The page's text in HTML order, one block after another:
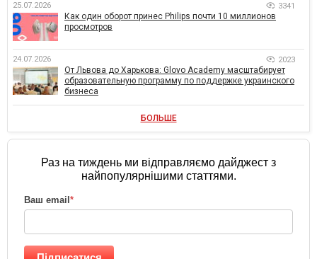
25.07.2026 3341
Как один оборот принес Philips почти 10 миллионов
просмотров
24.07.2026 2023
От Львова до Харькова: Glovo Academy масштабирует
образовательную программу по поддержке украинского
бизнеса
БОЛЬШЕ
Раз на тиждень ми відправляємо дайджест з
найпопулярнішими статтями.
Ваш email *